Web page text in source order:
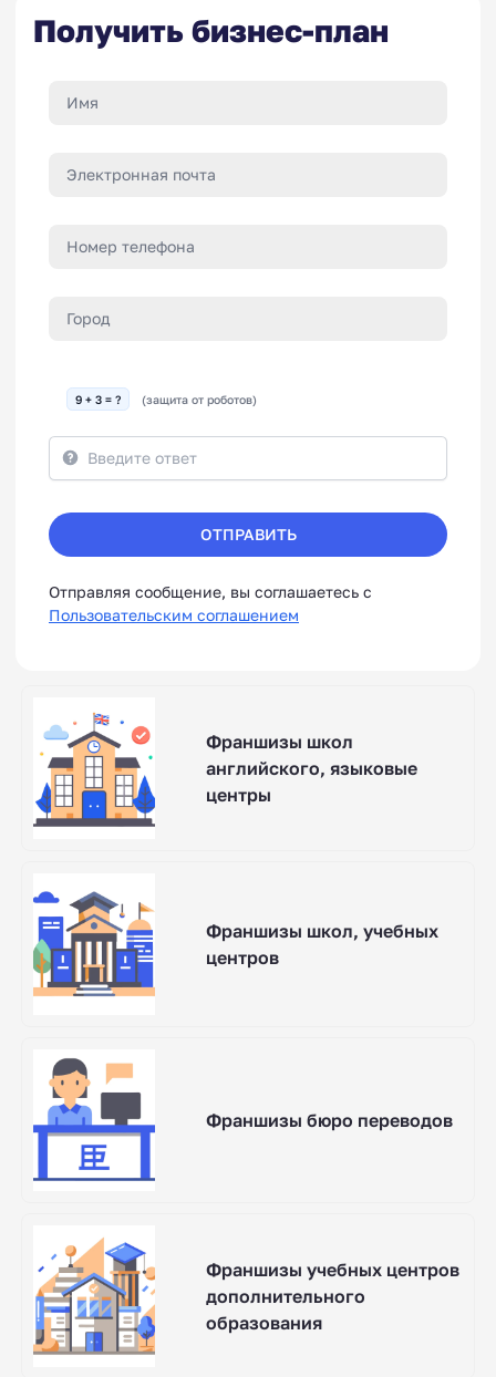
Получить бизнес-план
9 + 3 = ? (защита от роботов)
ОТПРАВИТЬ
Отправляя сообщение, вы соглашаетесь с
Пользовательским соглашением
Франшизы школ
английского, языковые
центры
Франшизы школ, учебных
центров
Франшизы бюро переводов
Франшизы учебных центров
дополнительного
образования